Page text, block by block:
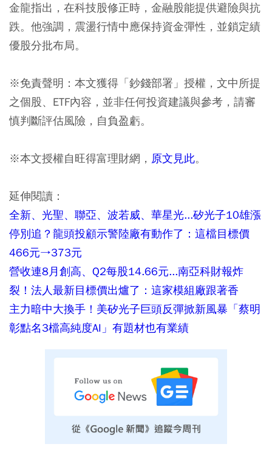
金龍指出，在科技股修正時，金融股能提供避險與抗
跌。他強調，震盪行情中應保持資金彈性，並鎖定績
優股分批布局。
※免責聲明：本文獲得「鈔錢部署」授權，文中所提
之個股、ETF內容，並非任何投資建議與參考，請審
慎判斷評估風險，自負盈虧。
※本文授權自旺得富理財網， 原文見此。
延伸閱讀：
全新、光聖、聯亞、波若威、華星光...矽光子10雄漲
停別追？龍頭投顧示警陸廠有動作了：這檔目標價
466元→373元
營收連8月創高、Q2每股14.66元...南亞科財報炸
裂！法人最新目標價出爐了：這家模組廠跟著香
主力暗中大換手！美矽光子巨頭反彈掀新風暴「蔡明
彰點名3檔高純度AI」有題材也有業績